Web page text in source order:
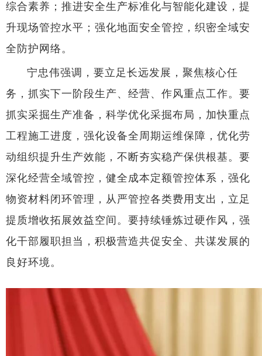
综合素养；推进安全生产标准化与智能化建设，提
升现场管控水平；强化地面安全管控，织密全域安
全防护网络。
宁忠伟强调，要立足长远发展，聚焦核心任
务，抓实下一阶段生产、经营、作风重点工作。要
抓实采掘生产准备，科学优化采掘布局，加快重点
工程施工进度，强化设备全周期运维保障，优化劳
动组织提升生产效能，不断夯实稳产保供根基。要
深化经营全域管控，健全成本定额管控体系，强化
物资材料闭环管理，从严管控各类费用支出，立足
提质增收拓展效益空间。要持续锤炼过硬作风，强
化干部履职担当，积极营造共促安全、共谋发展的
良好环境。